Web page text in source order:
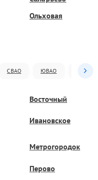
Ольховая
СВАО ЮВАО ЮАО
Восточный
Ивановское
Метрогородок
Перово